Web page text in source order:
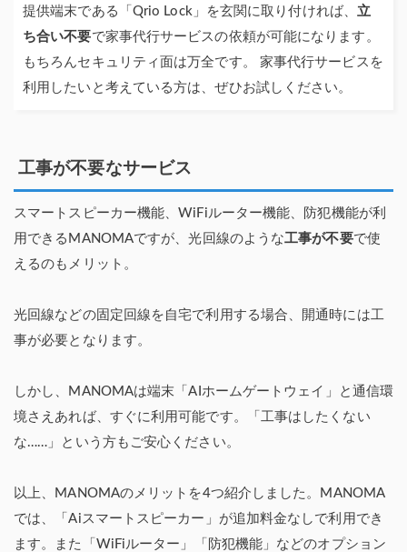
提供端末である「Qrio Lock」を玄関に取り付ければ、 立
ち合い不要で家事代行サービスの依頼が可能になります。
もちろんセキュリティ面は万全です。 家事代行サービスを
利用したいと考えている方は、ぜひお試しください。
工事が不要なサービス
スマートスピーカー機能、WiFiルーター機能、防犯機能が利
用できるMANOMAですが、光回線のような工事が不要で使
えるのもメリット。
光回線などの固定回線を自宅で利用する場合、開通時には工
事が必要となります。
しかし、MANOMAは端末「AIホームゲートウェイ」と通信環
境さえあれば、すぐに利用可能です。「工事はしたくない
な……」という方もご安心ください。
以上、MANOMAのメリットを4つ紹介しました。MANOMA
では、「Aiスマートスピーカー」が追加料金なしで利用でき
ます。また「WiFiルーター」「防犯機能」などのオプション